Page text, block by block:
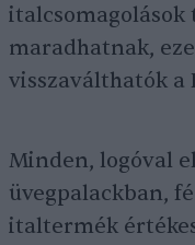
italcsomagolások
maradhatnak,
visszaválthatók a
Minden, logóval
üvegpalackban,
italtermék